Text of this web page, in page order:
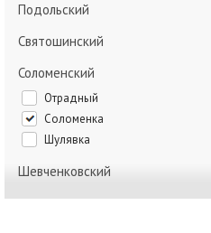
Подольский
Святошинский
Соломенский
Отрадный
Соломенка
Шулявка
Шевченковский